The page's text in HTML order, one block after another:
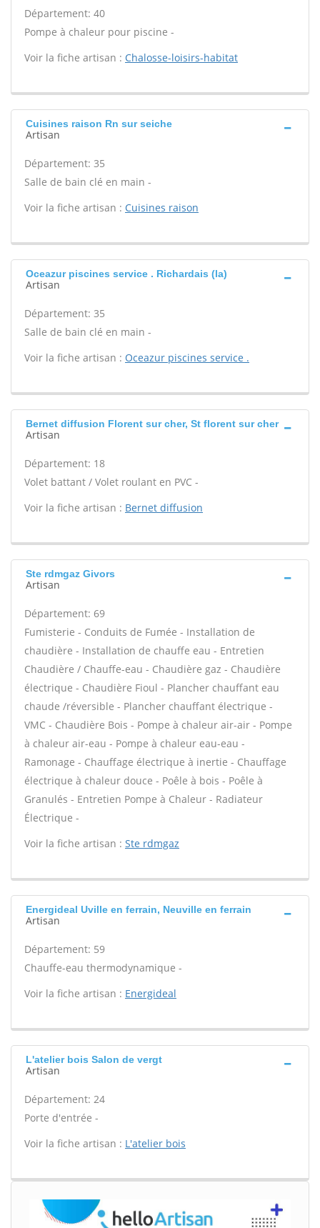
Département: 40
Pompe à chaleur pour piscine -
Voir la fiche artisan : Chalosse-loisirs-habitat
Cuisines raison Rn sur seiche
Artisan
Département: 35
Salle de bain clé en main -
Voir la fiche artisan : Cuisines raison
Oceazur piscines service . Richardais (la)
Artisan
Département: 35
Salle de bain clé en main -
Voir la fiche artisan : Oceazur piscines service .
Bernet diffusion Florent sur cher, St florent sur cher
Artisan
Département: 18
Volet battant / Volet roulant en PVC -
Voir la fiche artisan : Bernet diffusion
Ste rdmgaz Givors
Artisan
Département: 69
Fumisterie - Conduits de Fumée - Installation de
chaudière - Installation de chauffe eau - Entretien
Chaudière / Chauffe-eau - Chaudière gaz - Chaudière
électrique - Chaudière Fioul - Plancher chauffant eau
chaude /réversible - Plancher chauffant électrique -
VMC - Chaudière Bois - Pompe à chaleur air-air - Pompe
à chaleur air-eau - Pompe à chaleur eau-eau -
Ramonage - Chauffage électrique à inertie - Chauffage
électrique à chaleur douce - Poêle à bois - Poêle à
Granulés - Entretien Pompe à Chaleur - Radiateur
Électrique -
Voir la fiche artisan : Ste rdmgaz
Energideal Uville en ferrain, Neuville en ferrain
Artisan
Département: 59
Chauffe-eau thermodynamique -
Voir la fiche artisan : Energideal
L'atelier bois Salon de vergt
Artisan
Département: 24
Porte d'entrée -
Voir la fiche artisan : L'atelier bois